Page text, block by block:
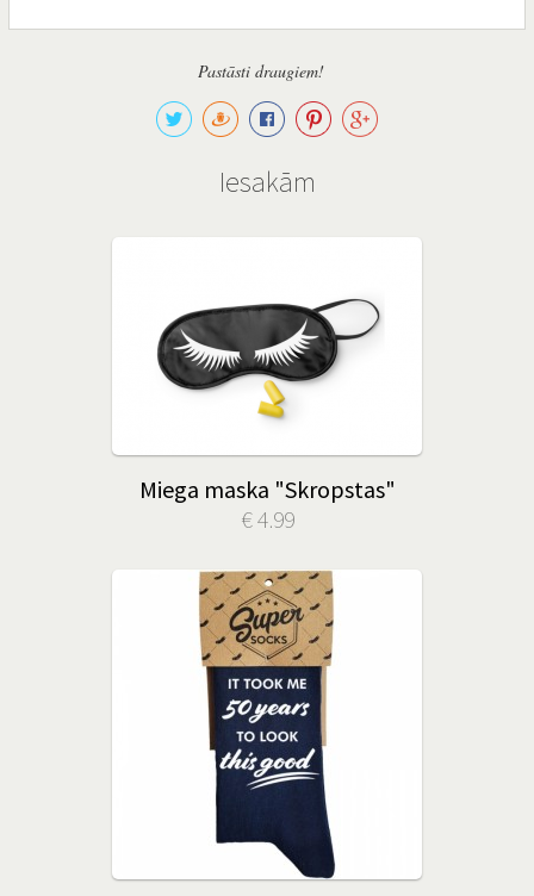
Pastāsti draugiem!
Iesakām
Miega maska "Skropstas"
€ 4.99